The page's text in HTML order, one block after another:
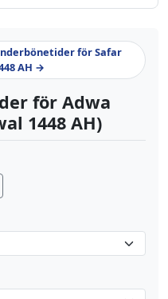
för Safar
AH →
för Adwa
1448 AH)